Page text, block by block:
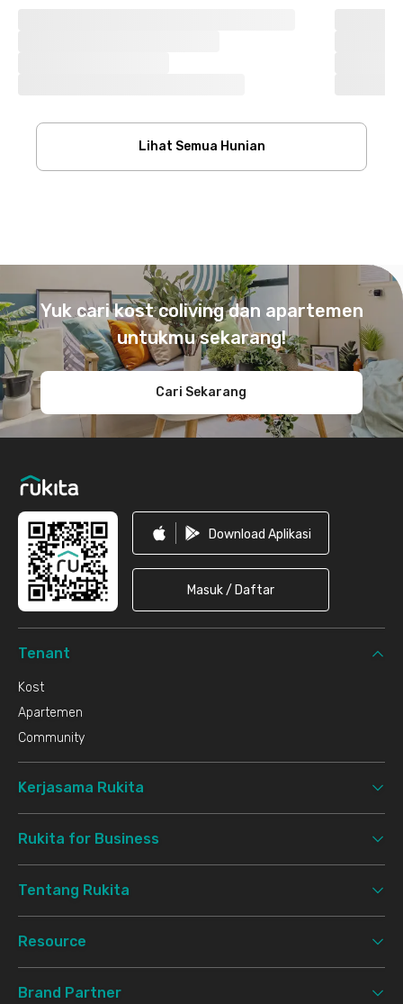
Lihat Semua Hunian
Yuk cari kost coliving dan apartemen
untukmu sekarang!
Cari Sekarang
Download Aplikasi
Masuk / Daftar
Tenant
Kost
Apartemen
Community
Kerjasama Rukita
Rukita for Business
Tentang Rukita
Resource
Brand Partner